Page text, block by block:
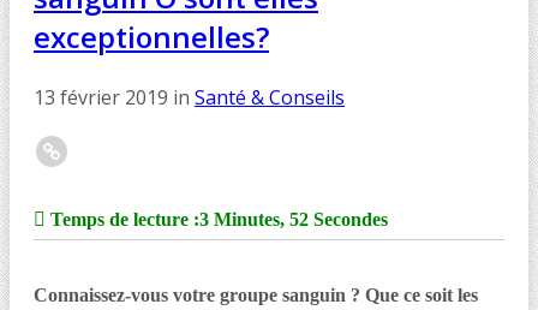
exceptionnelles?
13 février 2019 in Santé & Conseils
Temps de lecture :3 Minutes, 52 Secondes
Connaissez-vous votre groupe sanguin ? Que ce soit les